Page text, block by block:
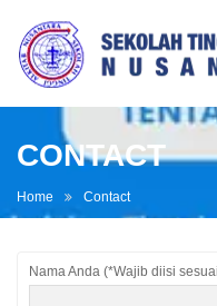
CONTACT
Home Contact
Nama Anda (*Wajib diisi